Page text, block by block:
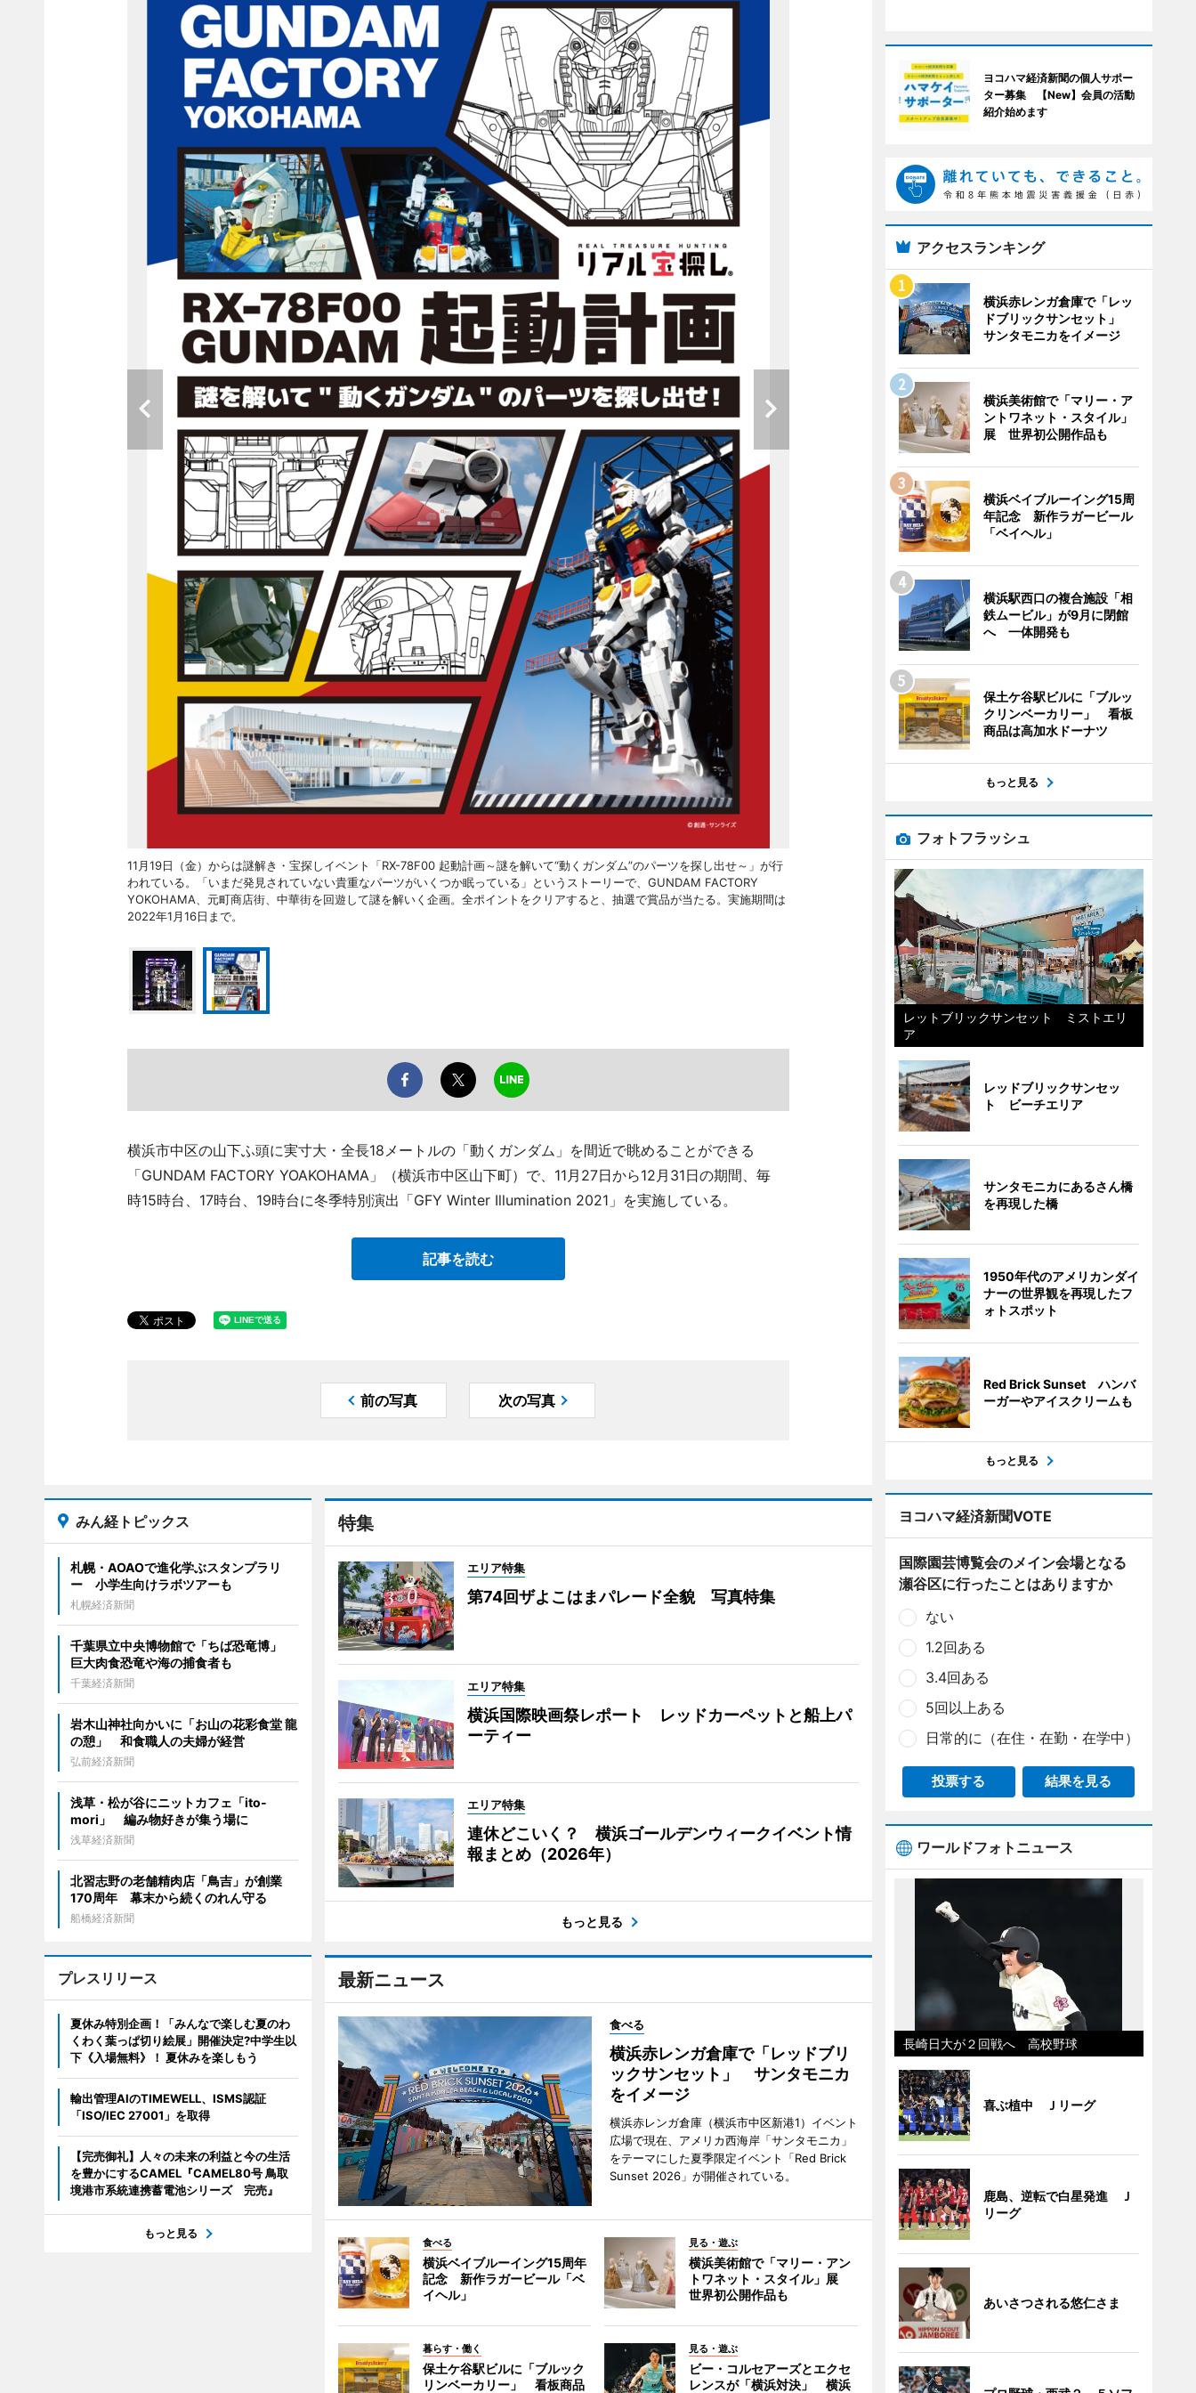
11月19日（金）からは謎解き・宝探しイベント「RX-78F00 起動計画～謎を解いて“動くガンダム”のパーツを探し出せ～」が行
われている。「いまだ発見されていない貴重なパーツがいくつか眠っている」というストーリーで、GUNDAM FACTORY
YOKOHAMA、元町商店街、中華街を回遊して謎を解いく企画。全ポイントをクリアすると、抽選で賞品が当たる。実施期間は
2022年1月16日まで。
横浜市中区の山下ふ頭に実寸大・全長18メートルの「動くガンダム」を間近で眺めることができる
「GUNDAM FACTORY YOAKOHAMA」（横浜市中区山下町）で、11月27日から12月31日の期間、毎
時15時台、17時台、19時台に冬季特別演出「GFY Winter Illumination 2021」を実施している。
記事を読む
前の写真 次の写真
特集
エリア特集
第74回ザよこはまパレード全貌 写真特集
エリア特集
横浜国際映画祭レポート レッドカーペットと船上パ
ーティー
エリア特集
連休どこいく？ 横浜ゴールデンウィークイベント情
報まとめ（2026年）
もっと見る
最新ニュース
食べる
横浜赤レンガ倉庫で「レッドブリ
ックサンセット」 サンタモニカ
をイメージ
横浜赤レンガ倉庫（横浜市中区新港1）イベント
広場で現在、アメリカ西海岸「サンタモニカ」
をテーマにした夏季限定イベント「Red Brick
Sunset 2026」が開催されている。
食べる
横浜ベイブルーイング15周年
記念 新作ラガービール「ベ
イヘル」
見る・遊ぶ
横浜美術館で「マリー・アン
トワネット・スタイル」展
世界初公開作品も
暮らす・働く
保土ケ谷駅ビルに「ブルック
リンベーカリー」 看板商品
見る・遊ぶ
ビー・コルセアーズとエクセ
レンスが「横浜対決」 横浜
みん経トピックス
札幌・AOAOで進化学ぶスタンプラリ
ー 小学生向けラボツアーも
札幌経済新聞
千葉県立中央博物館で「ちば恐竜博」
巨大肉食恐竜や海の捕食者も
千葉経済新聞
岩木山神社向かいに「お山の花彩食堂 龍
の憩」 和食職人の夫婦が経営
弘前経済新聞
浅草・松が谷にニットカフェ「ito-
mori」 編み物好きが集う場に
浅草経済新聞
北習志野の老舗精肉店「鳥吉」が創業
170周年 幕末から続くのれん守る
船橋経済新聞
プレスリリース
夏休み特別企画！「みんなで楽しむ夏のわ
くわく葉っぱ切り絵展」開催決定?中学生以
下《入場無料》！ 夏休みを楽しもう
輸出管理AIのTIMEWELL、ISMS認証
「ISO/IEC 27001」を取得
【完売御礼】人々の未来の利益と今の生活
を豊かにするCAMEL『CAMEL80号 鳥取
境港市系統連携蓄電池シリーズ 完売』
もっと見る
ヨコハマ経済新聞の個人サポー
ター募集 【New】会員の活動
紹介始めます
アクセスランキング
横浜赤レンガ倉庫で「レッ
ドブリックサンセット」
サンタモニカをイメージ
横浜美術館で「マリー・ア
ントワネット・スタイル」
展 世界初公開作品も
横浜ベイブルーイング15周
年記念 新作ラガービール
「ベイヘル」
横浜駅西口の複合施設「相
鉄ムービル」が9月に閉館
へ 一体開発も
保土ケ谷駅ビルに「ブルッ
クリンベーカリー」 看板
商品は高加水ドーナツ
もっと見る
フォトフラッシュ
レットブリックサンセット ミストエリ
ア
レッドブリックサンセッ
ト ビーチエリア
サンタモニカにあるさん橋
を再現した橋
1950年代のアメリカンダイ
ナーの世界観を再現したフ
ォトスポット
Red Brick Sunset ハンバ
ーガーやアイスクリームも
もっと見る
ヨコハマ経済新聞VOTE
国際園芸博覧会のメイン会場となる
瀬谷区に行ったことはありますか
ない
1.2回ある
3.4回ある
5回以上ある
日常的に（在住・在勤・在学中）
投票する 結果を見る
ワールドフォトニュース
長崎日大が２回戦へ 高校野球
喜ぶ植中 Ｊリーグ
鹿島、逆転で白星発進 Ｊ
リーグ
あいさつされる悠仁さま